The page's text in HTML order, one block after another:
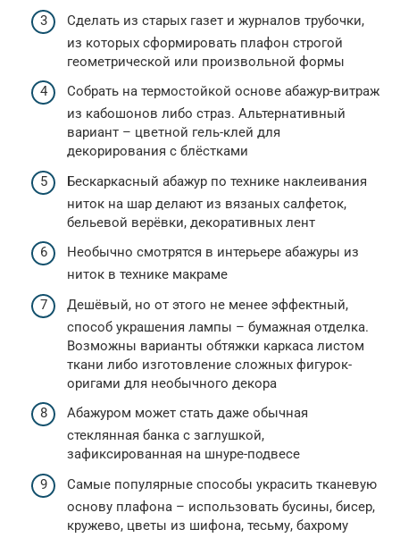
Сделать из старых газет и журналов трубочки,
из которых сформировать плафон строгой
геометрической или произвольной формы
Собрать на термостойкой основе абажур-витраж
из кабошонов либо страз. Альтернативный
вариант – цветной гель-клей для
декорирования с блёстками
Бескаркасный абажур по технике наклеивания
ниток на шар делают из вязаных салфеток,
бельевой верёвки, декоративных лент
Необычно смотрятся в интерьере абажуры из
ниток в технике макраме
Дешёвый, но от этого не менее эффектный,
способ украшения лампы – бумажная отделка.
Возможны варианты обтяжки каркаса листом
ткани либо изготовление сложных фигурок-
оригами для необычного декора
Абажуром может стать даже обычная
стеклянная банка с заглушкой,
зафиксированная на шнуре-подвесе
Самые популярные способы украсить тканевую
основу плафона – использовать бусины, бисер,
кружево, цветы из шифона, тесьму, бахрому